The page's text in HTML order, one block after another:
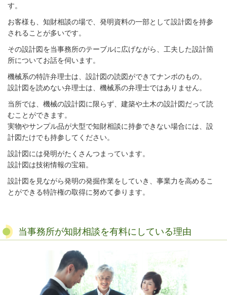
す。
お客様も、知財相談の場で、発明資料の一部として設計図を持参
されることが多いです。
その設計図を当事務所のテーブルに広げながら、工夫した設計箇
所についてお話を伺います。
機械系の特許弁理士は、設計図の読図ができてナンボのもの。
設計図を読めない弁理士は、機械系の弁理士ではありません。
当所では、機械の設計図に限らず、建築や土木の設計図だって読
むことができます。
実物やサンプル品が大型で知財相談に持参できない場合には、設
計図たけでも持参してください。
設計図には発明がたくさんつまっています。
設計図は技術情報の宝箱。
設計図を見ながら発明の発掘作業をしていき、事業力を高めるこ
とができる特許権の取得に努めて参ります。
当事務所が知財相談を有料にしている理由